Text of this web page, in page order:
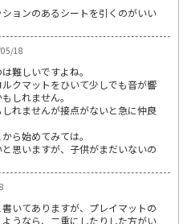
ョンのあるシートを引くのがいい
18
難しいですよね。
クマットをひいて少しでも音が響
しれません。
れませんが接点がないと急に仲良
ら始めてみては。
思いますが、子供がまだいないの
いてありますが、プレイマットの
うなら、二重にしたりした方がい